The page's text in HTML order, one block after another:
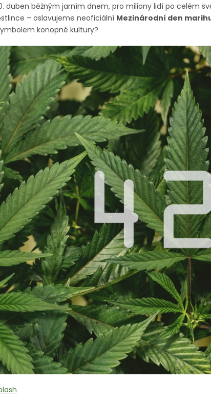
duben běžným jarním dnem, pro miliony lidí po celém
– oslavujeme neoficiální Mezinárodní den
konopné kultury?